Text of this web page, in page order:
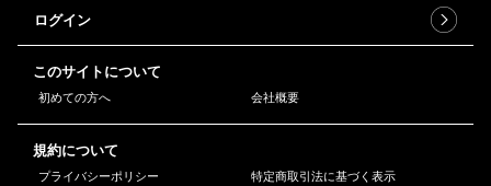
ログイン
このサイトについて
初めての方へ 会社概要
規約について
プライバシーポリシー 特定商取引法に基づく表示